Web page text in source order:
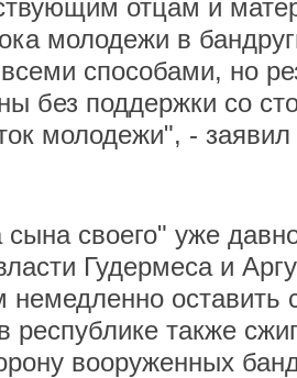
отцам и
молодежи в
способами, но
без поддержки со
молодежи", - заявил
своего" уже
Гудермеса и
немедленно
республике также
вооруженных